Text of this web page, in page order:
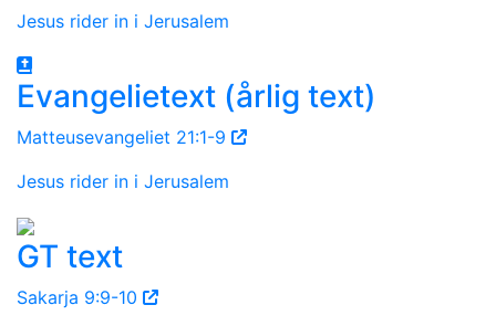
Jesus rider in i Jerusalem
Evangelietext (årlig text)
Matteusevangeliet 21:1-9
Jesus rider in i Jerusalem
GT text
Sakarja 9:9-10